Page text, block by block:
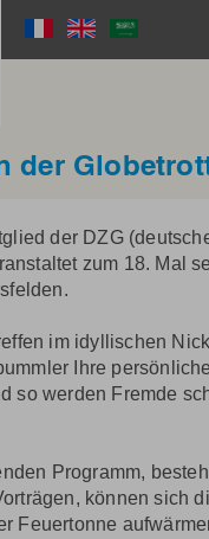
der
der DZG
zum 18. Mal
im idyllischen
Ihre
so werden Fremde
Programm,
können sich
Feuertonne